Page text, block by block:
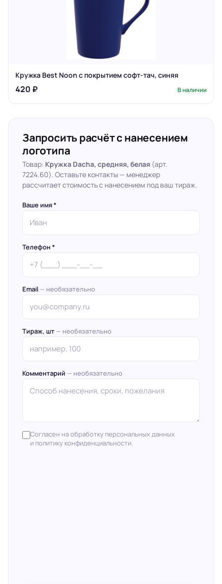
Кружка Best Noon с покрытием софт-тач, синяя
420 ₽ В наличии
Запросить расчёт с нанесением
логотипа
Товар: Кружка Dacha, средняя, белая (арт.
7224.60). Оставьте контакты — менеджер
рассчитает стоимость с нанесением под ваш тираж.
Ваше имя *
Телефон *
Email — необязательно
Тираж, шт — необязательно
Комментарий — необязательно
Согласен на обработку персональных данных
и политику конфиденциальности.